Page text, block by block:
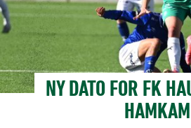
NY DATO FOR FK
HAMKAM